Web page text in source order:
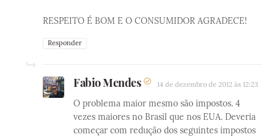
RESPEITO É BOM E O CONSUMIDOR AGRADECE!
Responder
Fabio Mendes 14 de dezembro de 2012 às 12:23
O problema maior mesmo são impostos. 4
vezes maiores no Brasil que nos EUA. Deveria
começar com redução dos seguintes impostos